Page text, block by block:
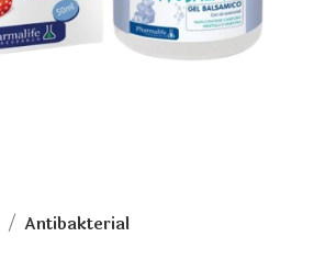
Antibakterial